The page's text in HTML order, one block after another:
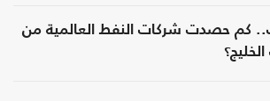
كم حصدت شركات النفط العالمية من